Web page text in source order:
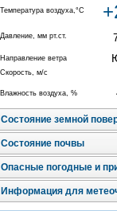
Температура воздуха,°C
Давление, мм рт.ст.
Направление ветра
Скорость, м/с
Влажность воздуха, %
Состояние земной
Состояние почвы
Опасные погодные и
Информация для